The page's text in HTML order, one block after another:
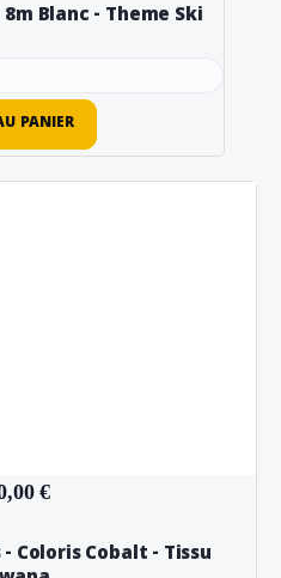
Blanc - Theme Ski
PANIER
€
- Coloris Cobalt - Tissu